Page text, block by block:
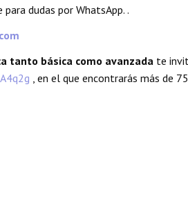
dudas por WhatsApp. .
tanto básica como avanzada te
, en el que encontrarás más de